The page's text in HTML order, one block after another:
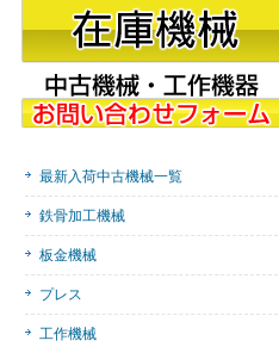
最新入荷中古機械一覧
鉄骨加工機械
板金機械
プレス
工作機械